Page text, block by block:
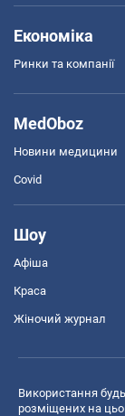
Економіка
Ринки та компанії
MedOboz
Новини медицини
Covid
Шоу
Афіша
Краса
Жіночий журнал
Використання
розміщених на